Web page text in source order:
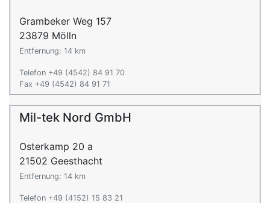
Grambeker Weg 157
23879 Mölln
Entfernung: 14 km
Telefon +49 (4542) 84 91 70
Fax +49 (4542) 84 91 71
Mil-tek Nord GmbH
Osterkamp 20 a
21502 Geesthacht
Entfernung: 14 km
Telefon +49 (4152) 15 83 21